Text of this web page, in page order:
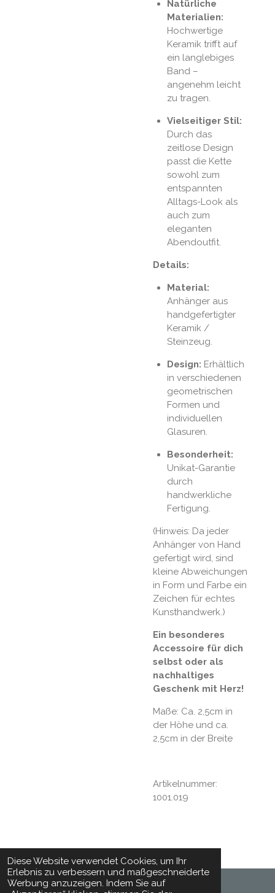
Diese Website verwendet Cookies, um Ihr
Erlebnis zu verbessern und maßgeschneiderte
Werbung anzuzeigen. Indem Sie auf
Natürliche
Materialien:
Hochwertige
Keramik trifft auf
ein langlebiges
Band –
angenehm leicht
zu tragen.
Vielseitiger Stil:
Durch das
zeitlose Design
passt die Kette
sowohl zum
entspannten
Alltags-Look als
auch zum
eleganten
Abendoutfit.
Details:
Material:
Anhänger aus
handgefertigter
Keramik /
Steinzeug.
Design: Erhältlich
in verschiedenen
geometrischen
Formen und
individuellen
Glasuren.
Besonderheit:
Unikat-Garantie
durch
handwerkliche
Fertigung.
(Hinweis: Da jeder
Anhänger von Hand
gefertigt wird, sind
kleine Abweichungen
in Form und Farbe ein
Zeichen für echtes
Kunsthandwerk.)
Ein besonderes
Accessoire für dich
selbst oder als
nachhaltiges
Geschenk mit Herz!
Maße: Ca. 2,5cm in
der Höhe und ca.
2,5cm in der Breite
Artikelnummer:
1001.019